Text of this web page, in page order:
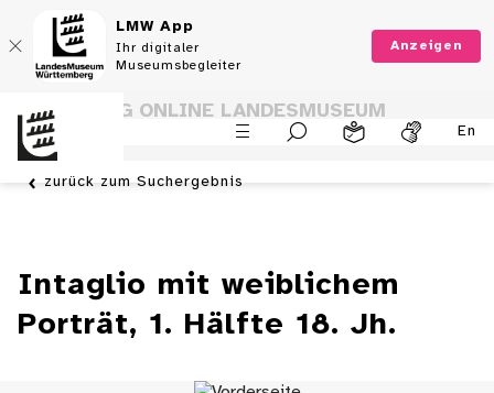
LMW App
Ihr digitaler
Museumsbegleiter
Anzeigen
En
SAMMLUNG ONLINE LANDESMUSEUM
WÜRTTEMBERG
zurück zum Suchergebnis
Intaglio mit weiblichem
Porträt, 1. Hälfte 18. Jh.